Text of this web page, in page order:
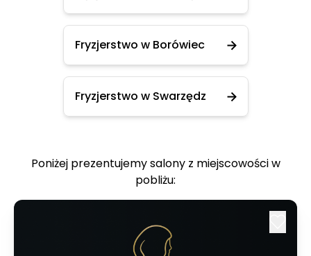
Fryzjerstwo w Borówiec
Fryzjerstwo w Swarzędz
Poniżej prezentujemy salony z miejscowości w
pobliżu: